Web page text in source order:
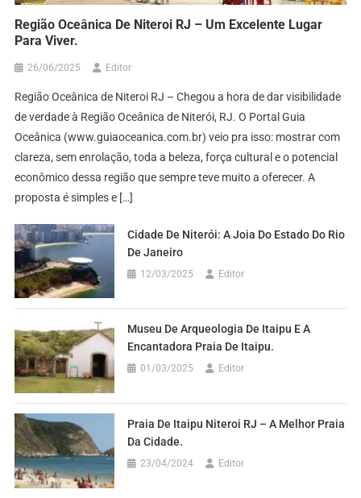
Região Oceânica De Niteroi RJ – Um Excelente Lugar
Para Viver.
26/06/2025 Editor
Região Oceânica de Niteroi RJ – Chegou a hora de dar visibilidade
de verdade à Região Oceânica de Niterói, RJ. O Portal Guia
Oceânica (www.guiaoceanica.com.br) veio pra isso: mostrar com
clareza, sem enrolação, toda a beleza, força cultural e o potencial
econômico dessa região que sempre teve muito a oferecer. A
proposta é simples e […]
Cidade De Niterói: A Joia Do Estado Do Rio
De Janeiro
12/03/2025 Editor
Museu De Arqueologia De Itaipu E A
Encantadora Praia De Itaipu.
01/03/2025 Editor
Praia De Itaipu Niteroi RJ – A Melhor Praia
Da Cidade.
23/04/2024 Editor